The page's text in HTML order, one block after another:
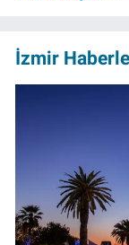
İzmir